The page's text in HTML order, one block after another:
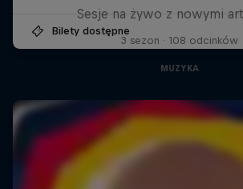
Bilety dostępne
Sesje na żywo z nowymi
3 sezon · 108 odcinków
MUZYKA